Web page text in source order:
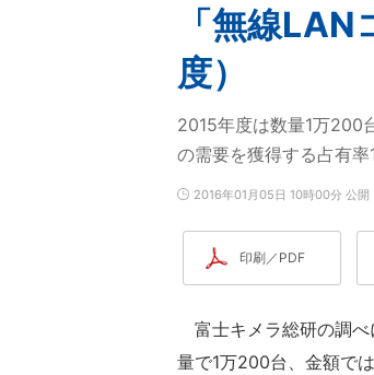
「無線
度）
2015年度は数量1万200
の需要を獲得する占有率
2016年01月05日 10時00分 公開
印刷／PDF
富士キメラ総研の調べ
量で1万200台、金額で